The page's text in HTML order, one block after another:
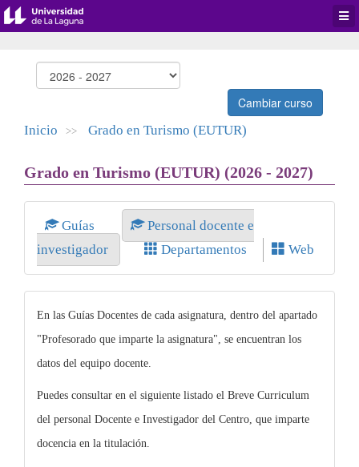
Cambiar curso
Inicio >> Grado en Turismo (EUTUR)
Grado en Turismo (EUTUR) (2026 - 2027)
Guías
Personal docente e
investigador
Departamentos Web
En las Guías Docentes de cada asignatura, dentro del apartado
"Profesorado que imparte la asignatura", se encuentran los
datos del equipo docente.
Puedes consultar en el siguiente listado el Breve Curriculum
del personal Docente e Investigador del Centro, que imparte
docencia en la titulación.